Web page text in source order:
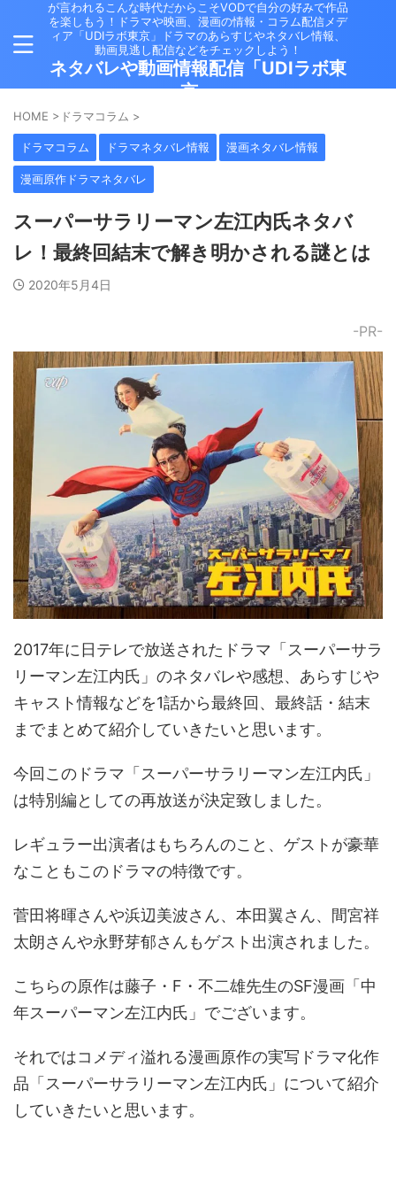
が言われるこんな時代だからこそVODで自分の好みで作品
を楽しもう！ドラマや映画、漫画の情報・コラム配信メデ
ィア「UDIラボ東京」ドラマのあらすじやネタバレ情報、
動画見逃し配信などをチェックしよう！
ネタバレや動画情報配信「UDIラボ東
京」
HOME > ドラマコラム >
ドラマコラム ドラマネタバレ情報 漫画ネタバレ情報
漫画原作ドラマネタバレ
スーパーサラリーマン左江内氏ネタバ
レ！最終回結末で解き明かされる謎とは
2020年5月4日
-PR-
2017年に日テレで放送されたドラマ「スーパーサラ
リーマン左江内氏」のネタバレや感想、あらすじや
キャスト情報などを1話から最終回、最終話・結末
までまとめて紹介していきたいと思います。
今回このドラマ「スーパーサラリーマン左江内氏」
は特別編としての再放送が決定致しました。
レギュラー出演者はもちろんのこと、ゲストが豪華
なこともこのドラマの特徴です。
菅田将暉さんや浜辺美波さん、本田翼さん、間宮祥
太朗さんや永野芽郁さんもゲスト出演されました。
こちらの原作は藤子・F・不二雄先生のSF漫画「中
年スーパーマン左江内氏」でございます。
それではコメディ溢れる漫画原作の実写ドラマ化作
品「スーパーサラリーマン左江内氏」について紹介
していきたいと思います。